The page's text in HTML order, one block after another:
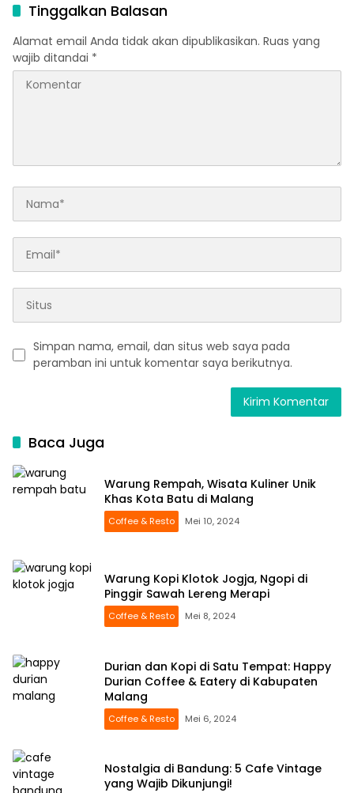
Tinggalkan Balasan
Alamat email Anda tidak akan dipublikasikan. Ruas yang
wajib ditandai *
Simpan nama, email, dan situs web saya pada
peramban ini untuk komentar saya berikutnya.
Baca Juga
Warung Rempah, Wisata Kuliner Unik
Khas Kota Batu di Malang
Coffee & Resto Mei 10, 2024
Warung Kopi Klotok Jogja, Ngopi di
Pinggir Sawah Lereng Merapi
Coffee & Resto Mei 8, 2024
Durian dan Kopi di Satu Tempat: Happy
Durian Coffee & Eatery di Kabupaten
Malang
Coffee & Resto Mei 6, 2024
Nostalgia di Bandung: 5 Cafe Vintage
yang Wajib Dikunjungi!